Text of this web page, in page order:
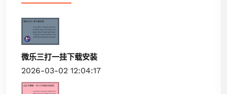
微乐三打一挂下载安装
2026-03-02 12:04:17